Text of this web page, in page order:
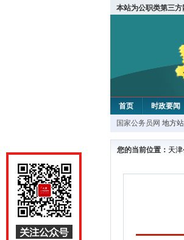
本站为公职类第三方
首页 时政要闻
教材中心
国家公务员网 地方
您的当前位置： 天